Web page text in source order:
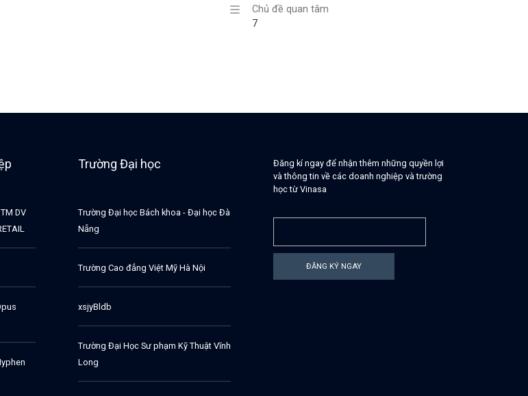
Chủ đề quan tâm
7
DV
Trường Đại học
Trường Đại học Bách khoa - Đại học Đà
Nẵng
Trường Cao đẳng Việt Mỹ Hà Nội
xsjyBldb
Trường Đại Học Sư phạm Kỹ Thuật Vĩnh
Long
Đăng kí ngay để nhận thêm những quyền lợi
và thông tin về các doanh nghiệp và trường
học từ Vinasa
ĐĂNG KÝ NGAY